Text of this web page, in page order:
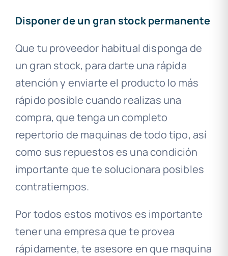
Disponer de un gran stock permanente
Que tu proveedor habitual disponga de
un gran stock, para darte una rápida
atención y enviarte el producto lo más
rápido posible cuando realizas una
compra, que tenga un completo
repertorio de maquinas de todo tipo, así
como sus repuestos es una condición
importante que te solucionara posibles
contratiempos.
Por todos estos motivos es importante
tener una empresa que te provea
rápidamente, te asesore en que maquina